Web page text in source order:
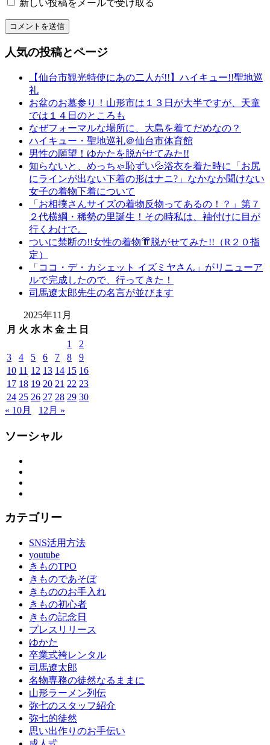
新しい投稿をメールで受け取る
人気の投稿とページ
【仙台市観光特使にあの二人が!!】ハイキュー!!聖地巡
礼
お盆のお墓参り！山形市は１３日が大半ですが、天童
では１４日のところも
なぜフォーマルな場所に、大島を着てだめなの？
ハイキュー・聖地巡礼＠仙台市体育館
男性の願望！ゆかたを脱がせてみた!!
知らないと、めっちゃ恥ずい💦浴衣を着た時に「お尻
にラインが出ない下着の形はナニ?」なかなか聞けない
女子の着物下着について
「お相撲さんサイズの着物反物ってあるの！？」第７
２代横綱・稀勢の里誕生！その時私は、袖付けに目が
行くわけで。
ついに禁断の!!女性の着物👘脱がせてみた!!（R２０指
定）
「ココ・デ・カシェット イズミヤさん」がリニューア
ルで完成したので、行ってきた！
司馬遼太郎先生の名言が並びます
2025年11月
月 火 水 木 金 土 日
1
2
3
4 5 6 7 8
9
10 11 12 13 14 15 16
17 18 19 20 21 22 23
24 25 26 27 28 29 30
« 10月
12月 »
ソーシャル
カテゴリー
SNS活用方法
youtube
きものTPO
きものであそぼ
きもののお手入れ
きもの初心者
きもの記念日
プレスリリース
ゆかた
卒業式袴レンタル
司馬遼太郎
名物専務の徒然なるままに
山形ラーメン列伝
弥七のスタッフ紹介
弥七的徒然
思い出作りのお手伝い